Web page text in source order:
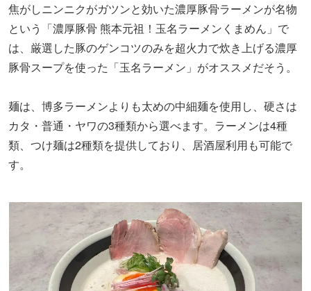
焦がしニンニクがガツンと効いた濃厚豚骨ラーメンが名物
という「濃厚豚骨 熊本元祖！玉名ラーメンくまめん」で
は、厳選した豚のゲンコツのみを超火力で炊き上げる濃厚
豚骨スープを使った「玉名ラーメン」がオススメだそう。
麺は、博多ラーメンよりも太めの中細麺を使用し、硬さは
カタ・普通・ヤワの3種類から選べます。ラーメンは4種
類、つけ麺は2種類を提供しており、居酒屋利用も可能で
す。